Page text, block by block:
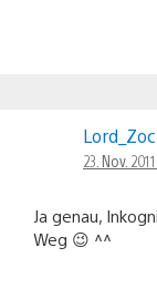
23. Nov.
Ja genau,
Weg 😉 ^^